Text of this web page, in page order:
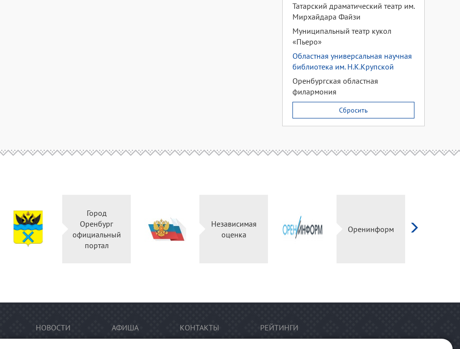
Татарский драматический театр им.
Мирхайдара Файзи
Муниципальный театр кукол
«Пьеро»
Областная универсальная научная
библиотека им. Н.К.Крупской
Оренбургская областная
филармония
Сбросить
Город
Оренбург
официальный
портал
Независимая
оценка
Оренинформ
НОВОСТИ АФИША КОНТАКТЫ РЕЙТИНГИ